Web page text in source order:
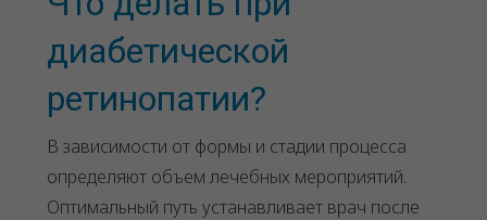
диабетической
ретинопатии?
В зависимости от формы и стадии процесса
определяют объем лечебных мероприятий.
Оптимальный путь устанавливает врач после